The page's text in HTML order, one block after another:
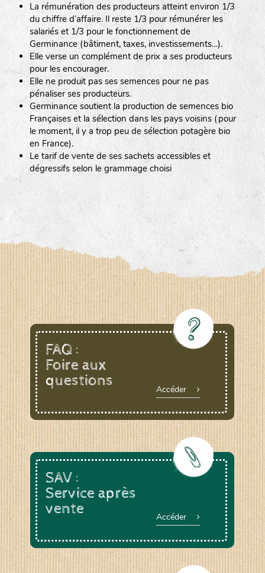
La rémunération des producteurs atteint environ 1/3
du chiffre d’affaire. Il reste 1/3 pour rémunérer les
salariés et 1/3 pour le fonctionnement de
Germinance (bâtiment, taxes, investissements…).
Elle verse un complément de prix a ses producteurs
pour les encourager.
Elle ne produit pas ses semences pour ne pas
pénaliser ses producteurs.
Germinance soutient la production de semences bio
Françaises et la sélection dans les pays voisins (pour
le moment, il y a trop peu de sélection potagère bio
en France).
Le tarif de vente de ses sachets accessibles et
dégressifs selon le grammage choisi
FAQ :
Foire aux
questions
Accéder
SAV :
Service après
vente
Accéder